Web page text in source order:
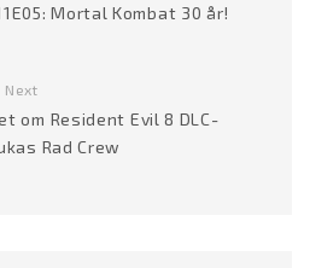
Mortal Kombat 30 år!
Next
om Resident Evil 8 DLC-
Rad Crew